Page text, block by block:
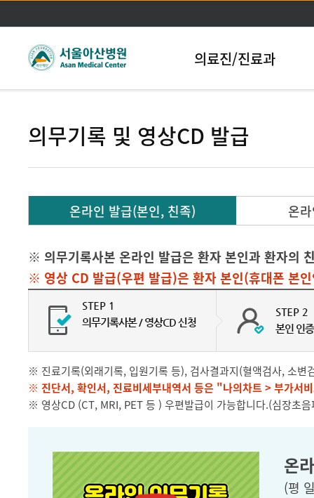
본문바로가기
의료진/진료과
의무기록 및 영상CD 발급
온라인 발급(본인, 친족) 온
※ 의무기록사본 온라인 발급은 환자 본인과 환자의
※ 영상 CD 발급(우편 발급)은 환자 본인(휴대폰 본
※ 진료기록(외래기록, 입원기록 등), 검사결과지(혈액검사, 소변
※ 진단서, 확인서, 진료비세부내역서 등은 "나의차트 > 부가서
※ 영상CD (CT, MRI, PET 등 ) 우편발급이 가능합니다.(심장초
온
(평